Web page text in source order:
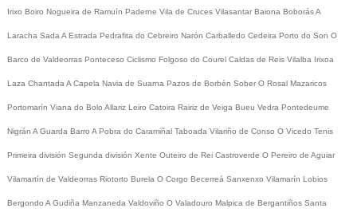
Irixo Boiro Nogueira de Ramuín Paderne Vila de Cruces Vilasantar Baiona BoborásA
Laracha Sada A Estrada Pedrafita do Cebreiro Narón Carballedo Cedeira Porto do Son O
Barco de Valdeorras Ponteceso Ciclismo Folgoso do Courel Caldas de Reis Vilalba Irixoa
Laza Chantada A Capela Navia de Suarna Pazos de Borbén Sober O Rosal Mazaricos
Portomarín Viana do Bolo Allariz Leiro Catoira Rairiz de Veiga Bueu Vedra Pontedeume
Nigrán A Guarda Barro A Pobra do Caramiñal Taboada Vilariño de Conso O Vicedo Tenis
Primeira división Segunda división Xente Outeiro de Rei Castroverde O Pereiro de Aguiar
Vilamartín de Valdeorras Riotorto Burela O Corgo Becerreá Sanxenxo Vilamarín Lobios
Bergondo A Gudiña Manzaneda Valdoviño O Valadouro Malpica de Bergantiños Santa